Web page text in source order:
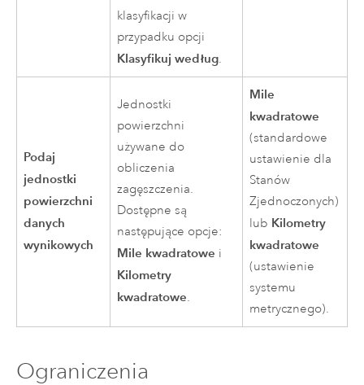
klasyfikacji w
przypadku opcji
Klasyfikuj według.
Podaj
jednostki
powierzchni
danych
wynikowych
Jednostki
powierzchni
używane do
obliczenia
zagęszczenia.
Dostępne są
następujące opcje:
Mile kwadratowe i
Kilometry
kwadratowe.
Mile
kwadratowe
(standardowe
ustawienie dla
Stanów
Zjednoczonych)
lub Kilometry
kwadratowe
(ustawienie
systemu
metrycznego).
Ograniczenia